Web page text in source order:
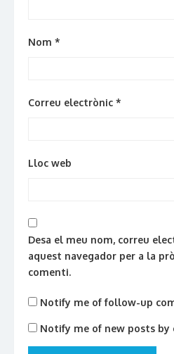
Nom *
Correu electrònic *
Lloc web
Desa el meu nom, correu
aquest navegador per a la
comenti.
Notify me of follow-up
Notify me of new posts by